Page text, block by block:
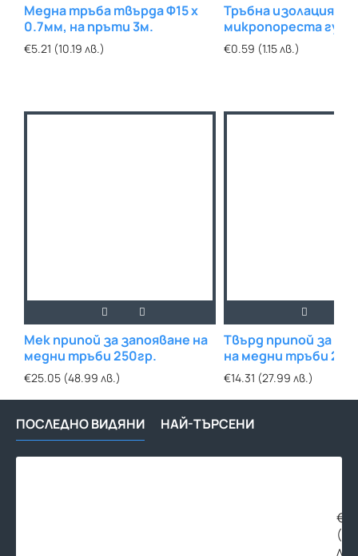
Медна тръба твърда Ф15 х
0.7мм, на пръти 3м.
€5.21 (10.19 лв.)
Тръбна изолация
микропореста
ISOPIPE
€0.59 (1.15 лв.)
Мек припой за запояване на
медни тръби 250гр.
€25.05 (48.99 лв.)
Твърд припой за
на медни тръби
€14.31 (27.99 лв.)
ПОСЛЕДНО ВИДЯНИ НАЙ-ТЪРСЕНИ
Ф22
х
1мм,
на
лв.)